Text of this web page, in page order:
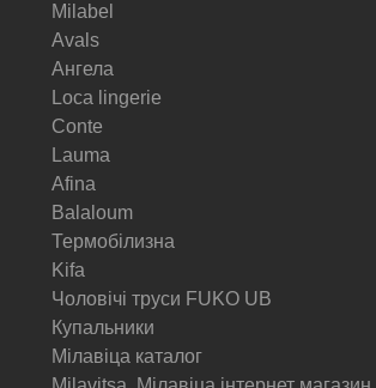
Milabel
Avals
Ангела
Loca lingerie
Conte
Lauma
Afina
Balaloum
Термобілизна
Kifa
Чоловічі труси FUKO UB
Купальники
Мілавіца каталог